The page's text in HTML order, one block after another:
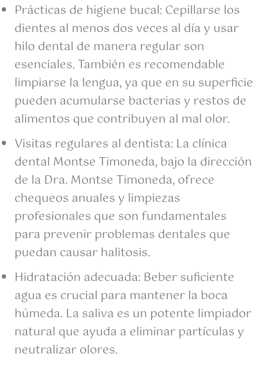
Prácticas de higiene bucal: Cepillarse los
dientes al menos dos veces al día y usar
hilo dental de manera regular son
esenciales. También es recomendable
limpiarse la lengua, ya que en su superficie
pueden acumularse bacterias y restos de
alimentos que contribuyen al mal olor.
Visitas regulares al dentista: La clínica
dental Montse Timoneda, bajo la dirección
de la Dra. Montse Timoneda, ofrece
chequeos anuales y limpiezas
profesionales que son fundamentales
para prevenir problemas dentales que
puedan causar halitosis.
Hidratación adecuada: Beber suficiente
agua es crucial para mantener la boca
húmeda. La saliva es un potente limpiador
natural que ayuda a eliminar partículas y
neutralizar olores.